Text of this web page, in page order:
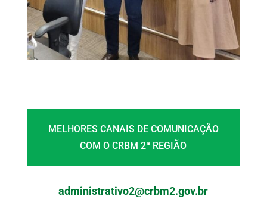
MELHORES CANAIS DE COMUNICAÇÃO
COM O CRBM 2ª REGIÃO
administrativo2@crbm2.gov.br